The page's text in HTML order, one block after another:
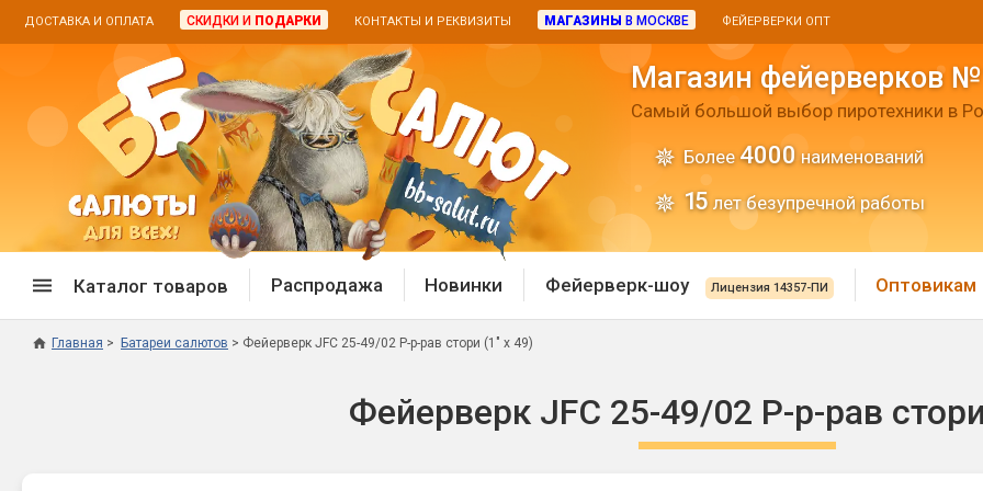
ДОСТАВКА И ОПЛАТА СКИДКИ И ПОДАРКИ КОНТАКТЫ И РЕКВИЗИТЫ МАГАЗИНЫ В МОСКВЕ ФЕЙЕРВЕРКИ ОПТ
Магазин фейерверков
Самый большой выбор пиротехники в
Более 4000 наименований
15 лет безупречной работы
Каталог товаров
Дневные батареи
Хлопушки и
Распродажа Новинки Фейерверк-шоу Лицензия 14357-ПИ Оптовикам
Главная Батареи салютов Фейерверк JFC 25-49/02 Р-р-рав стори (1" х 49)
Фейерверк JFC 25-49/02 Р-р-рав